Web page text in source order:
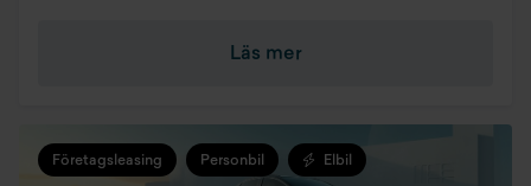
Läs mer
Företagsleasing Personbil Elbil